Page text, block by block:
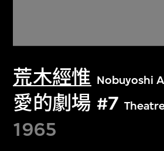
荒木經惟 Nobuyoshi
愛的劇場 #7
1965
关于M+藏品
探索世界顶级的二十及二
文化藏品。